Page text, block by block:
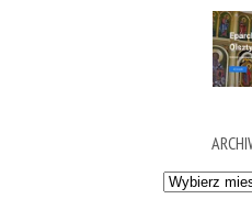
Archiwum